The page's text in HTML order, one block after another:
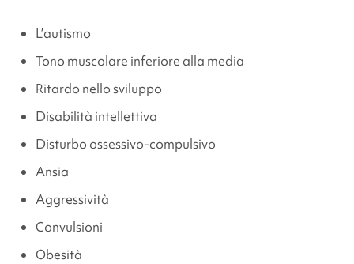
L’autismo
Tono muscolare inferiore alla media
Ritardo nello sviluppo
Disabilità intellettiva
Disturbo ossessivo-compulsivo
Ansia
Aggressività
Convulsioni
Obesità